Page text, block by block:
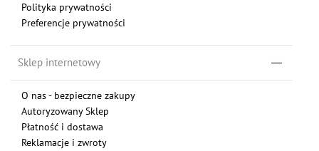
Polityka prywatności
Preferencje prywatności
Sklep internetowy
O nas - bezpieczne zakupy
Autoryzowany Sklep
Płatność i dostawa
Reklamacje i zwroty